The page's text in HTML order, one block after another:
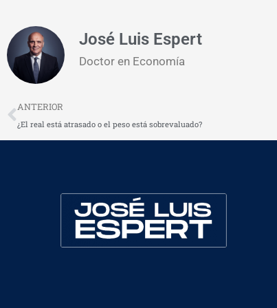
José Luis Espert
Doctor en Economía
Prev
ANTERIOR
¿El real está atrasado o el peso está sobrevaluado?